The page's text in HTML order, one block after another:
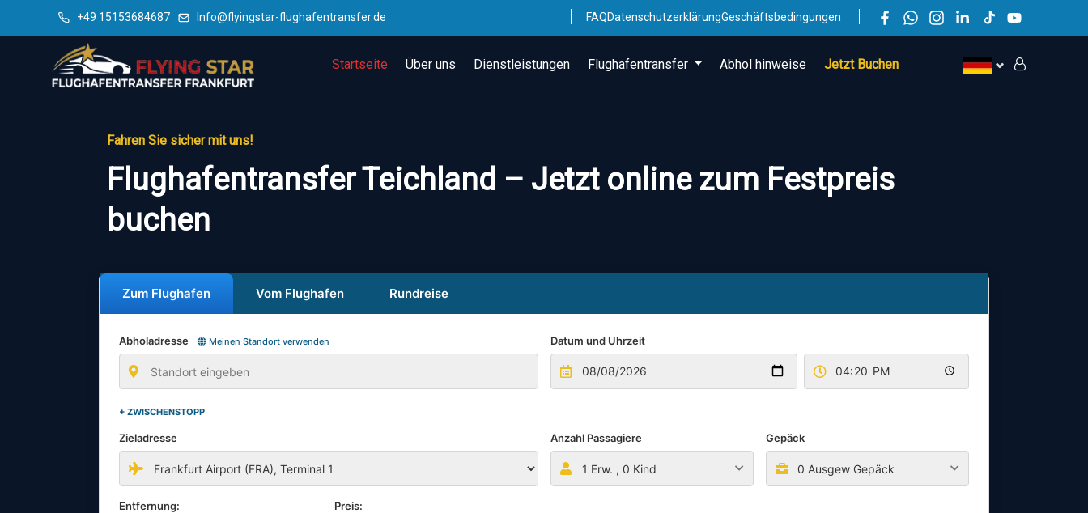
+49 15153684687 Info@flyingstar-flughafentransfer.de FAQDatenschutzerklärungGeschäftsbedingungen
Startseite Über uns Dienstleistungen Flughafentransfer Abhol hinweise Jetzt Buchen
Fahren Sie sicher mit uns!
Flughafentransfer Teichland – Jetzt online zum Festpreis
buchen
Zum Flughafen Vom Flughafen Rundreise
Abholadresse Meinen Standort verwenden
+ ZWISCHENSTOPP
Datum und Uhrzeit
Zieladresse Anzahl Passagiere
1 Erw. , 0 Kind
Gepäck
0 Ausgew Gepäck
Entfernung: Preis: